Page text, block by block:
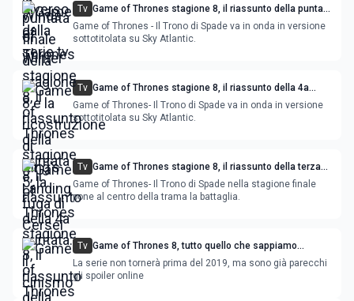
Tv Game of Thrones stagione 8, il riassunto della puntata
5: la fuga di Cersei
Game of Thrones - Il Trono di Spade va in onda in versione
sottotitolata su Sky Atlantic.
Tv Game of Thrones stagione 8, il riassunto della 4a
puntata: il cinismo di Cersei
Game of Thrones- Il Trono di Spade va in onda in versione
sottotitolata su Sky Atlantic.
Tv Game of Thrones stagione 8, il riassunto della terza
puntata: la notte della battaglia
Game of Thrones- Il Trono di Spade nella stagione finale
pone al centro della trama la battaglia.
Tv Game of Thrones 8, tutto quello che sappiamo
sull’ultima stagione
La serie non tornerà prima del 2019, ma sono già parecchi
gli spoiler online